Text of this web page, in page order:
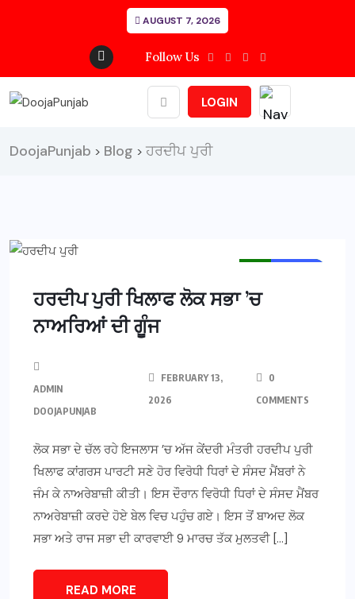
AUGUST 7, 2026
Follow Us
LOGIN
DoojaPunjab > Blog > ਹਰਦੀਪ ਪੁਰੀ
ਹਰਦੀਪ ਪੁਰੀ ਖਿਲਾਫ ਲੋਕ ਸਭਾ ’ਚ
ਨਾਅਰਿਆਂ ਦੀ ਗੂੰਜ
ADMIN
DOOJAPUNJAB
FEBRUARY 13,
2026
0
COMMENTS
ਲੋਕ ਸਭਾ ਦੇ ਚੱਲ ਰਹੇ ਇਜਲਾਸ ’ਚ ਅੱਜ ਕੇਂਦਰੀ ਮੰਤਰੀ ਹਰਦੀਪ ਪੁਰੀ
ਖਿਲਾਫ ਕਾਂਗਰਸ ਪਾਰਟੀ ਸਣੇ ਹੋਰ ਵਿਰੋਧੀ ਧਿਰਾਂ ਦੇ ਸੰਸਦ ਮੈਂਬਰਾਂ ਨੇ
ਜੰਮ ਕੇ ਨਾਅਰੇਬਾਜ਼ੀ ਕੀਤੀ। ਇਸ ਦੌਰਾਨ ਵਿਰੋਧੀ ਧਿਰਾਂ ਦੇ ਸੰਸਦ ਮੈਂਬਰ
ਨਾਅਰੇਬਾਜ਼ੀ ਕਰਦੇ ਹੋਏ ਬੇਲ ਵਿਚ ਪਹੁੰਚ ਗਏ। ਇਸ ਤੋਂ ਬਾਅਦ ਲੋਕ
ਸਭਾ ਅਤੇ ਰਾਜ ਸਭਾ ਦੀ ਕਾਰਵਾਈ 9 ਮਾਰਚ ਤੱਕ ਮੁਲਤਵੀ […]
READ MORE